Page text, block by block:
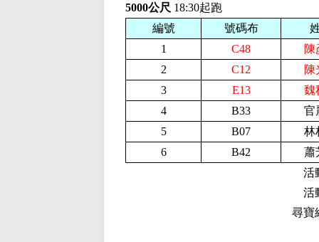
5000公尺 18:30起跑
編號
號碼布
1
C48
陳
2
C12
陳
3
E13
魏
4
B33
官
5
B07
林
6
B42
蕭
活
活
尋寶